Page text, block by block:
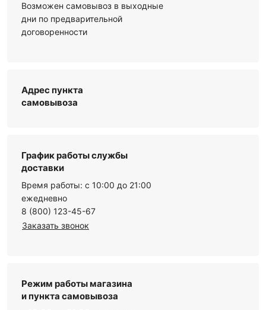
Возможен самовывоз в выходные
дни по предварительной
договоренности
Адрес пункта
самовывоза
График работы службы
доставки
Время работы: с 10:00 до 21:00
ежедневно
8 (800) 123-45-67
Заказать звонок
Режим работы магазина
и пункта самовывоза